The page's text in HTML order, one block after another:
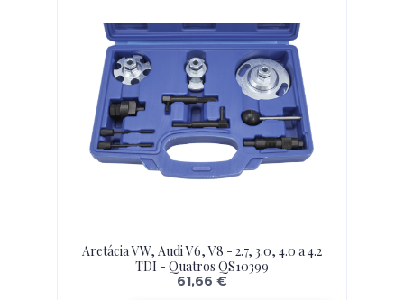
Aretácia VW, Audi V6, V8 - 2.7, 3.0, 4.0 a 4.2
TDI - Quatros QS10399
61,66 €